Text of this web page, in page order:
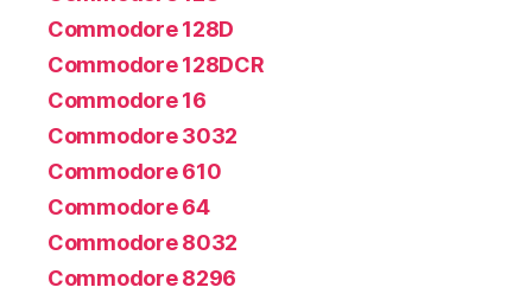
Commodore 128D
Commodore 128DCR
Commodore 16
Commodore 3032
Commodore 610
Commodore 64
Commodore 8032
Commodore 8296